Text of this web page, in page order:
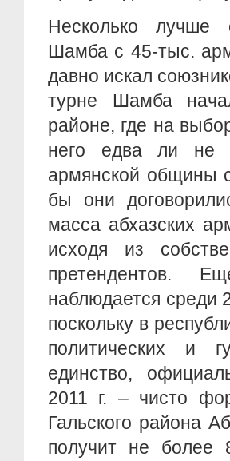
Несколько лучше
Шамба с 45-тыс.
давно искал
турне Шамба
районе, где на
него едва ли не
армянской общины
бы они
масса абхазских
исходя из
претендентов.
наблюдается среди
поскольку в
политических и
единство,
2011 г. – чисто
Гальского района
получит не более